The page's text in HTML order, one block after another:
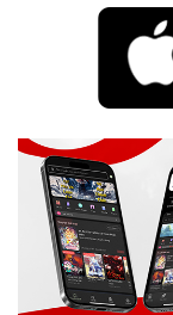
Huyền Ảo
Hài Hước
Hệ Thống
Học Đường